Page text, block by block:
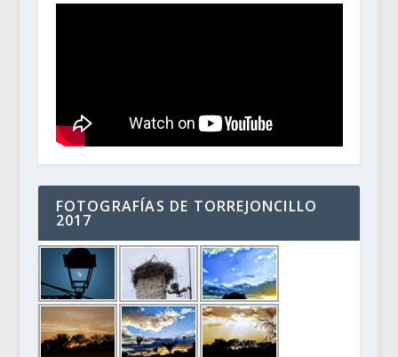
FOTOGRAFÍAS DE TORREJONCILLO
2017